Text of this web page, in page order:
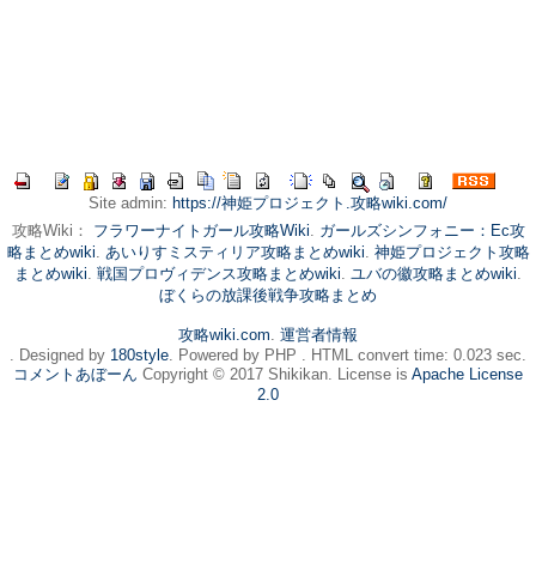
Site admin: https://神姫プロジェクト.攻略wiki.com/
攻略Wiki： フラワーナイトガール攻略Wiki. ガールズシンフォニー：Ec攻
略まとめwiki. あいりすミスティリア攻略まとめwiki. 神姫プロジェクト攻略
まとめwiki. 戦国プロヴィデンス攻略まとめwiki. ユバの徽攻略まとめwiki.
ぼくらの放課後戦争攻略まとめ
攻略wiki.com. 運営者情報
. Designed by 180style. Powered by PHP . HTML convert time: 0.023 sec.
コメントあぼーん Copyright © 2017 Shikikan. License is Apache License
2.0